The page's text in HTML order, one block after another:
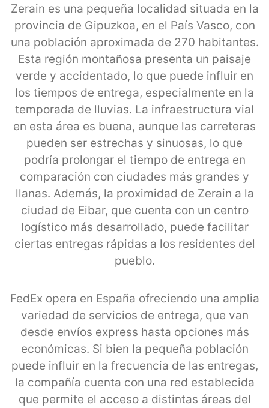
Zerain es una pequeña localidad situada en la
provincia de Gipuzkoa, en el País Vasco, con
una población aproximada de 270 habitantes.
Esta región montañosa presenta un paisaje
verde y accidentado, lo que puede influir en
los tiempos de entrega, especialmente en la
temporada de lluvias. La infraestructura vial
en esta área es buena, aunque las carreteras
pueden ser estrechas y sinuosas, lo que
podría prolongar el tiempo de entrega en
comparación con ciudades más grandes y
llanas. Además, la proximidad de Zerain a la
ciudad de Eibar, que cuenta con un centro
logístico más desarrollado, puede facilitar
ciertas entregas rápidas a los residentes del
pueblo.
FedEx opera en España ofreciendo una amplia
variedad de servicios de entrega, que van
desde envíos express hasta opciones más
económicas. Si bien la pequeña población
puede influir en la frecuencia de las entregas,
la compañía cuenta con una red establecida
que permite el acceso a distintas áreas del